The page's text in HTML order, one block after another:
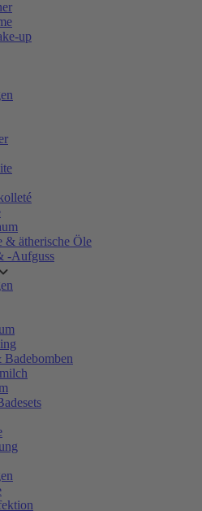
up
& ätherische Öle
-Aufguss
Badebomben